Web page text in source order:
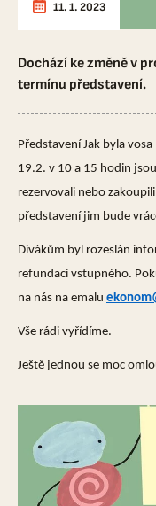
11. 1. 2023
Dochází ke změně v
termínu představení.
Představení Jak byla
19.2. v 10 a 15 hodin
rezervovali nebo
představení jim bude
Divákům byl rozeslán
refundaci vstupného.
na nás na emalu
Vše rádi vyřídíme.
Ještě jednou se moc